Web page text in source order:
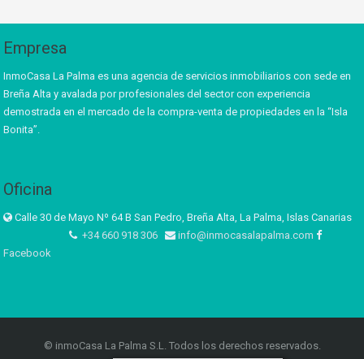
Empresa
InmoCasa La Palma es una agencia de servicios inmobiliarios con sede en
Breña Alta y avalada por profesionales del sector con experiencia
demostrada en el mercado de la compra-venta de propiedades en la “Isla
Bonita”.
Oficina
Calle 30 de Mayo Nº 64 B San Pedro, Breña Alta, La Palma, Islas Canarias
+34 660 918 306
info@inmocasalapalma.com
Facebook
© inmoCasa La Palma S.L. Todos los derechos reservados.